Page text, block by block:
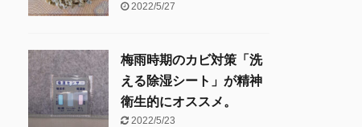
2022/5/27
梅雨時期のカビ対策「洗
える除湿シート」が精神
衛生的にオススメ。
2022/5/23